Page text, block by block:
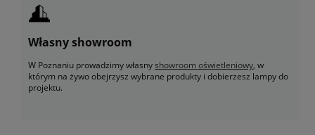
Własny showroom
W Poznaniu prowadzimy własnyshowroom oświetleniowy, w
którym na żywo obejrzysz wybrane produkty i dobierzesz lampy do
projektu.